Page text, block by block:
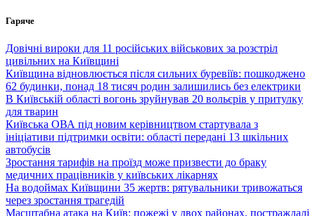
Перейти
вмісту
Гаряче
Довічні вироки для 11 російських військових за розстріл
цивільних на Київщині
Київщина відновлюється після сильних буревіїв: пошкоджено
62 будинки, понад 18 тисяч родин залишились без електрики
В Київській області вогонь зруйнував 20 вольєрів у притулку
для тварин
Київська ОВА під новим керівництвом стартувала з
ініціативи підтримки освіти: області передані 13 шкільних
автобусів
Зростання тарифів на проїзд може призвести до браку
медичних працівників у київських лікарнях
На водоймах Київщини 35 жертв: рятувальники тривожаться
через зростання трагедій
Масштабна атака на Київ: пожежі у двох районах, постраждалі